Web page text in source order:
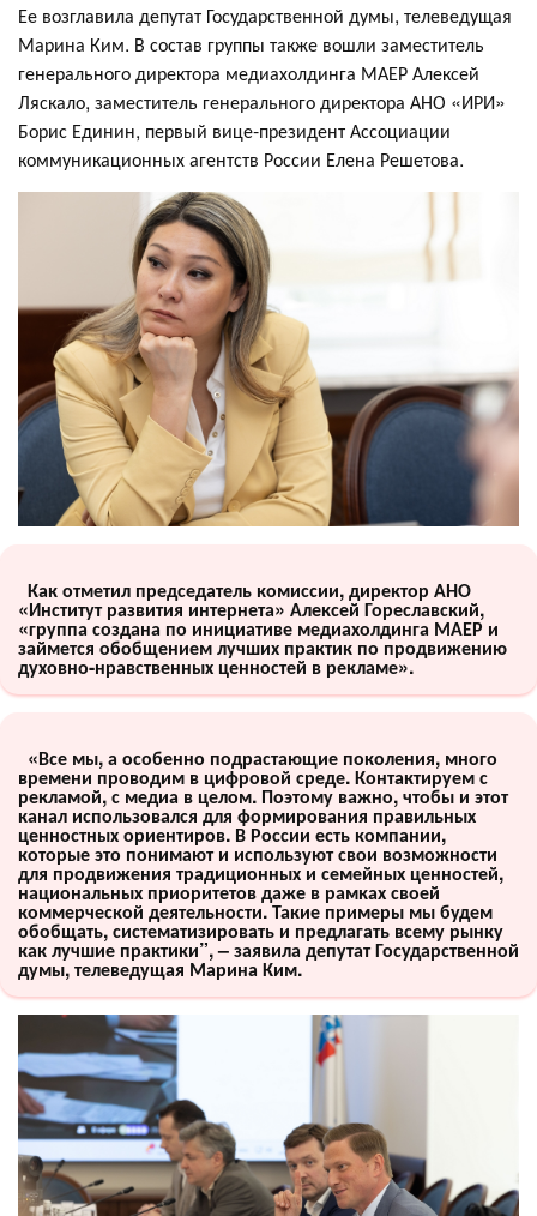
Ее возглавила депутат Государственной думы, телеведущая
Марина Ким. В состав группы также вошли заместитель
генерального директора медиахолдинга МАЕР Алексей
Ляскало, заместитель генерального директора АНО «ИРИ»
Борис Единин, первый вице-президент Ассоциации
коммуникационных агентств России Елена Решетова.
Как отметил председатель комиссии, директор АНО
«Институт развития интернета» Алексей Гореславский,
«группа создана по инициативе медиахолдинга МАЕР и
займется обобщением лучших практик по продвижению
духовно-нравственных ценностей в рекламе».
«Все мы, а особенно подрастающие поколения, много
времени проводим в цифровой среде. Контактируем с
рекламой, с медиа в целом. Поэтому важно, чтобы и этот
канал использовался для формирования правильных
ценностных ориентиров. В России есть компании,
которые это понимают и используют свои возможности
для продвижения традиционных и семейных ценностей,
национальных приоритетов даже в рамках своей
коммерческой деятельности. Такие примеры мы будем
обобщать, систематизировать и предлагать всему рынку
как лучшие практики”, – заявила депутат Государственной
думы, телеведущая Марина Ким.